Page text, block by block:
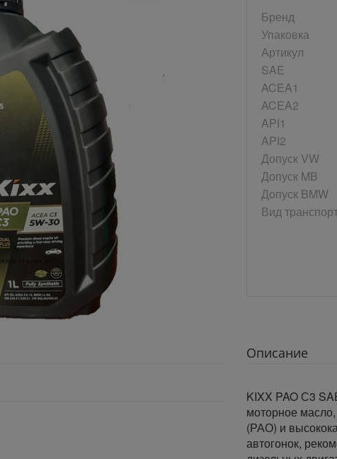
Бренд
Упаковка
Артикул
SAE
ACEA1
ACEA2
API1
API2
Допуск VW
Допуск MB
Допуск BMW
Вид
Описание
KIXX PAO С3
моторное
(РАО) и
автогонок,